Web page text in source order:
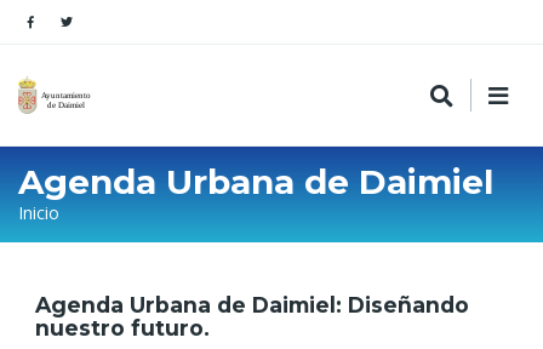
Agenda Urbana de Daimiel
Sobrescribir
enlaces
de
ayuda
Inicio
Agenda Urbana de Daimiel: Diseñando
nuestro futuro.